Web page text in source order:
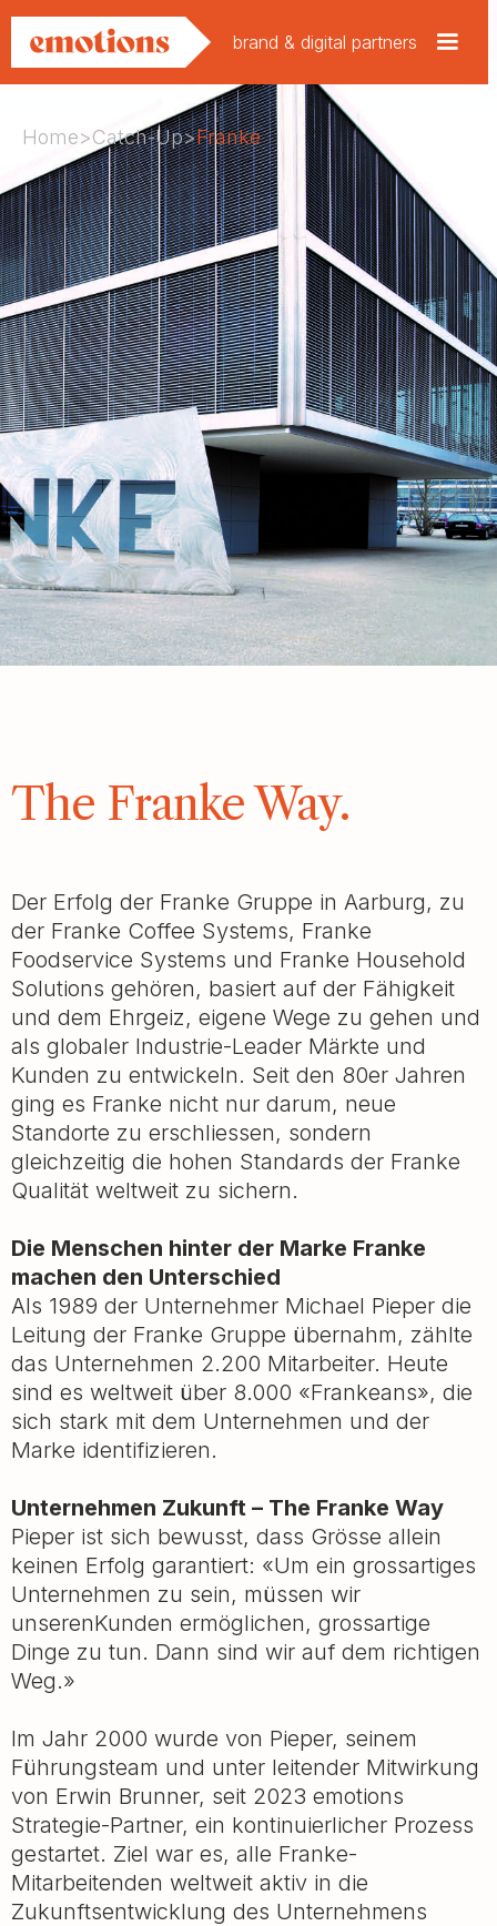
brand & digital partners
Home>Catch-Up>Franke
The Franke Way.
Der Erfolg der Franke Gruppe in Aarburg, zu
der Franke Coffee Systems, Franke
Foodservice Systems und Franke Household
Solutions gehören, basiert auf der Fähigkeit
und dem Ehrgeiz, eigene Wege zu gehen und
als globaler Industrie-Leader Märkte und
Kunden zu entwickeln. Seit den 80er Jahren
ging es Franke nicht nur darum, neue
Standorte zu erschliessen, sondern
gleichzeitig die hohen Standards der Franke
Qualität weltweit zu sichern.
Die Menschen hinter der Marke Franke
machen den Unterschied
Als 1989 der Unternehmer Michael Pieper die
Leitung der Franke Gruppe übernahm, zählte
das Unternehmen 2.200 Mitarbeiter. Heute
sind es weltweit über 8.000 «Frankeans», die
sich stark mit dem Unternehmen und der
Marke identifizieren.
Unternehmen Zukunft – The Franke Way
Pieper ist sich bewusst, dass Grösse allein
keinen Erfolg garantiert: «Um ein grossartiges
Unternehmen zu sein, müssen wir
unserenKunden ermöglichen, grossartige
Dinge zu tun. Dann sind wir auf dem richtigen
Weg.»
Im Jahr 2000 wurde von Pieper, seinem
Führungsteam und unter leitender Mitwirkung
von Erwin Brunner, seit 2023 emotions
Strategie-Partner, ein kontinuierlicher Prozess
gestartet. Ziel war es, alle Franke-
Mitarbeitenden weltweit aktiv in die
Zukunftsentwicklung des Unternehmens